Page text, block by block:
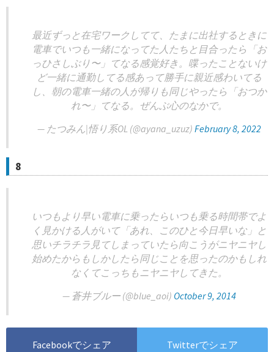
最近ずっと在宅ワークしてて、たまに出社するときに
電車でいつも一緒になってた人たちと目合ったら「お
っひさしぶり〜」てなる感覚好き。喋ったことないけ
ど一緒に通勤してる感あって勝手に親近感わいてる
し、朝の電車一緒の人が帰りも同じやったら「おつか
れ〜」てなる。ぜんぶ心のなかで。
— たつみん|悟り系OL (@ayana_uzuz) February 8, 2022
8
いつもより早い電車に乗ったらいつも乗る時間帯でよ
く見かける人がいて「あれ、このひと今日早いな」と
思いチラチラ見てしまっていたら向こうがニヤニヤし
始めたからもしかしたら同じことを思ったのかもしれ
なくてこっちもニヤニヤしてきた。
— 蒼井ブルー (@blue_aoi) October 9, 2014
Facebookでシェア Twitterでシェア